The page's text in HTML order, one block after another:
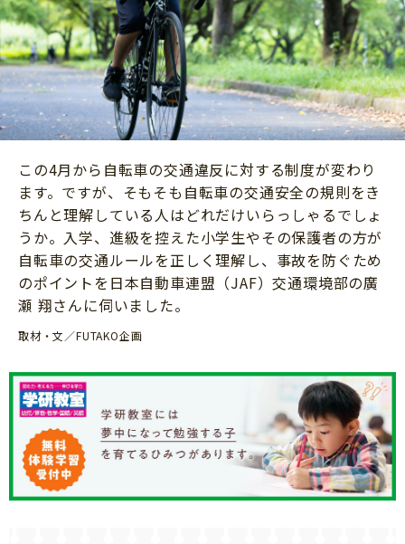
幼稚園・保育園
小学校
科学・プログラミング
教育・学習
絵本・読み聞かせ
自由研究・工作
読書感想文
本・読書
運動・あそび・ゲーム
英語
習い事
知育
住まい
ファッション・美容
行事・イベント
トラブル
人間関係
おでかけ
家族
料理
マネー
こそだてマンガ
この4月から自転車の交通違反に対する制度が変わり
ます。ですが、そもそも自転車の交通安全の規則をき
ちんと理解している人はどれだけいらっしゃるでしょ
うか。入学、進級を控えた小学生やその保護者の方が
自転車の交通ルールを正しく理解し、事故を防ぐため
のポイントを日本自動車連盟（JAF）交通環境部の廣
瀬 翔さんに伺いました。
取材・文／FUTAKO企画